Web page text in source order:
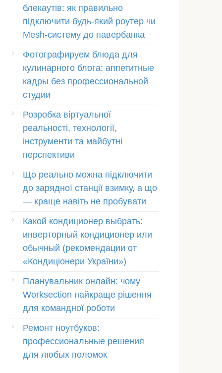
блекаутів: як правильно
підключити будь-який роутер чи
Mesh-систему до павербанка
Фотографируем блюда для
кулинарного блога: аппетитные
кадры без профессиональной
студии
Розробка віртуальної
реальності, технології,
інструменти та майбутні
перспективи
Що реально можна підключити
до зарядної станції взимку, а що
— краще навіть не пробувати
Какой кондиционер выбрать:
инверторный кондиционер или
обычный (рекомендации от
«Кондиціонери України»)
Планувальник онлайн: чому
Worksection найкраще рішення
для командної роботи
Ремонт ноутбуков:
профессиональные решения
для любых поломок